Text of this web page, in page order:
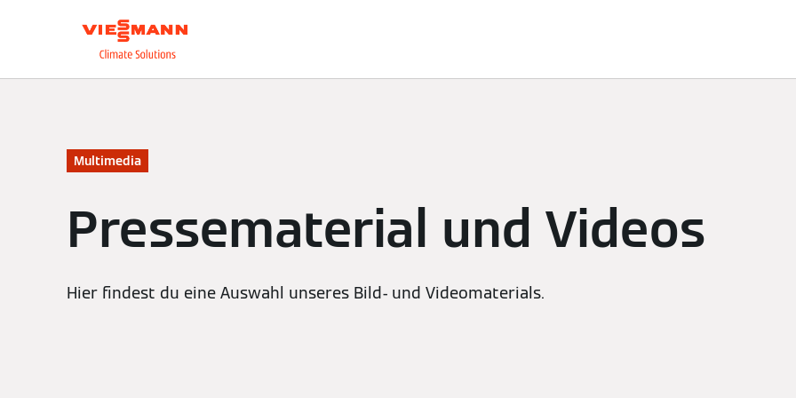
Multimedia
Pressematerial und Videos
Hier findest du eine Auswahl unseres Bild- und Videomaterials.